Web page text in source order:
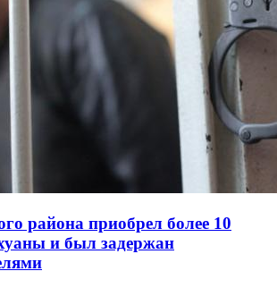
района приобрел более 10
и был задержан